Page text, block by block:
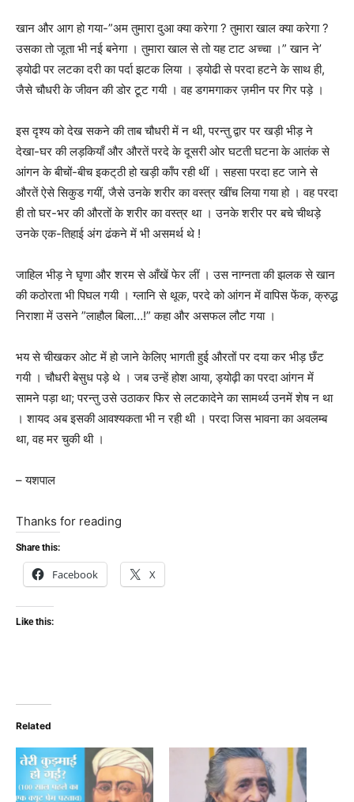
खान और आग हो गया-”अम तुमारा दुआ क्या करेगा ? तुमारा खाल क्या करेगा ?
उसका तो जूता भी नई बनेगा । तुमारा खाल से तो यह टाट अच्चा ।” खान ने’
ड्योढी पर लटका दरी का पर्दा झटक लिया । ड्योढी से परदा हटने के साथ ही,
जैसे चौधरी के जीवन की डोर टूट गयी । वह डगमगाकर ज़मीन पर गिर पड़े ।
इस दृश्य को देख सकने की ताब चौधरी में न थी, परन्तु द्वार पर खड़ी भीड़ ने
देखा-घर की लड़कियाँ और औरतें परदे के दूसरी ओर घटती घटना के आतंक से
आंगन के बीचों-बीच इकट्‌ठी हो खड़ी काँप रही थीं । सहसा परदा हट जाने से
औरतें ऐसे सिकुड गयीं, जैसे उनके शरीर का वस्त्र खींच लिया गया हो । वह परदा
ही तो घर-भर की औरतों के शरीर का वस्त्र था । उनके शरीर पर बचे चीथड़े
उनके एक-तिहाई अंग ढंकने में भी असमर्थ थे !
जाहिल भीड़ ने घृणा और शरम से आँखें फेर लीं । उस नाग्नता की झलक से खान
की कठोरता भी पिघल गयी । ग्लानि से थूक, परदे को आंगन में वापिस फेंक, क्रुद्ध
निराशा में उसने ”लाहौल बिला…!” कहा और असफल लौट गया ।
भय से चीखकर ओट में हो जाने केलिए भागती हुई औरतों पर दया कर भीड़ छँट
गयी । चौधरी बेसुध पड़े थे । जब उन्हें होश आया, ड्योढ़ी का परदा आंगन में
सामने पड़ा था; परन्तु उसे उठाकर फिर से लटकादेने का सामर्थ्य उनमें शेष न था
। शायद अब इसकी आवश्यकता भी न रही थी । परदा जिस भावना का अवलम्ब
था, वह मर चुकी थी ।
– यशपाल
Thanks for reading
Share this:
Facebook X
Like this:
Related